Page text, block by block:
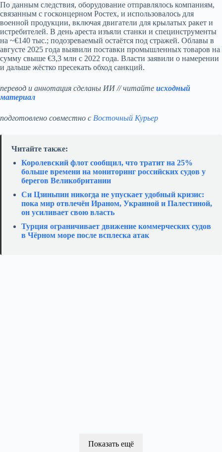
По данным следствия, оборудование отправлялось компаниям,
связанным с госконцерном Ростех, и использовалось для
военной продукции, включая двигатели для крылатых ракет и
истребителей. В день ареста изъяли станки и специнструменты
на ~€140 тыс.; подозреваемый остаётся под стражей. Облавы в
августе 2025 года выявили поставки промышленных товаров на
сумму свыше €3,3 млн с 2022 года. Власти заявили о намерении
и дальше жёстко пресекать обход санкций.
перевод и аннотация сделаны ИИ // читайте исходный
материал
подготовлено совместно с Восточный Курьер
Читайте также:
Королевский флот сообщил, что тратит на 25%
больше времени на мониторинг российских судов у
берегов Великобритании
Си Цзиньпин никогда не упускает удобный кризис:
пока мир отвлечён Ираном, Украиной и Палестиной,
он усиливает свою власть
Турция ограничивает движение коммерческих судов
в Чёрном море после всплеска атак
Показать ещё